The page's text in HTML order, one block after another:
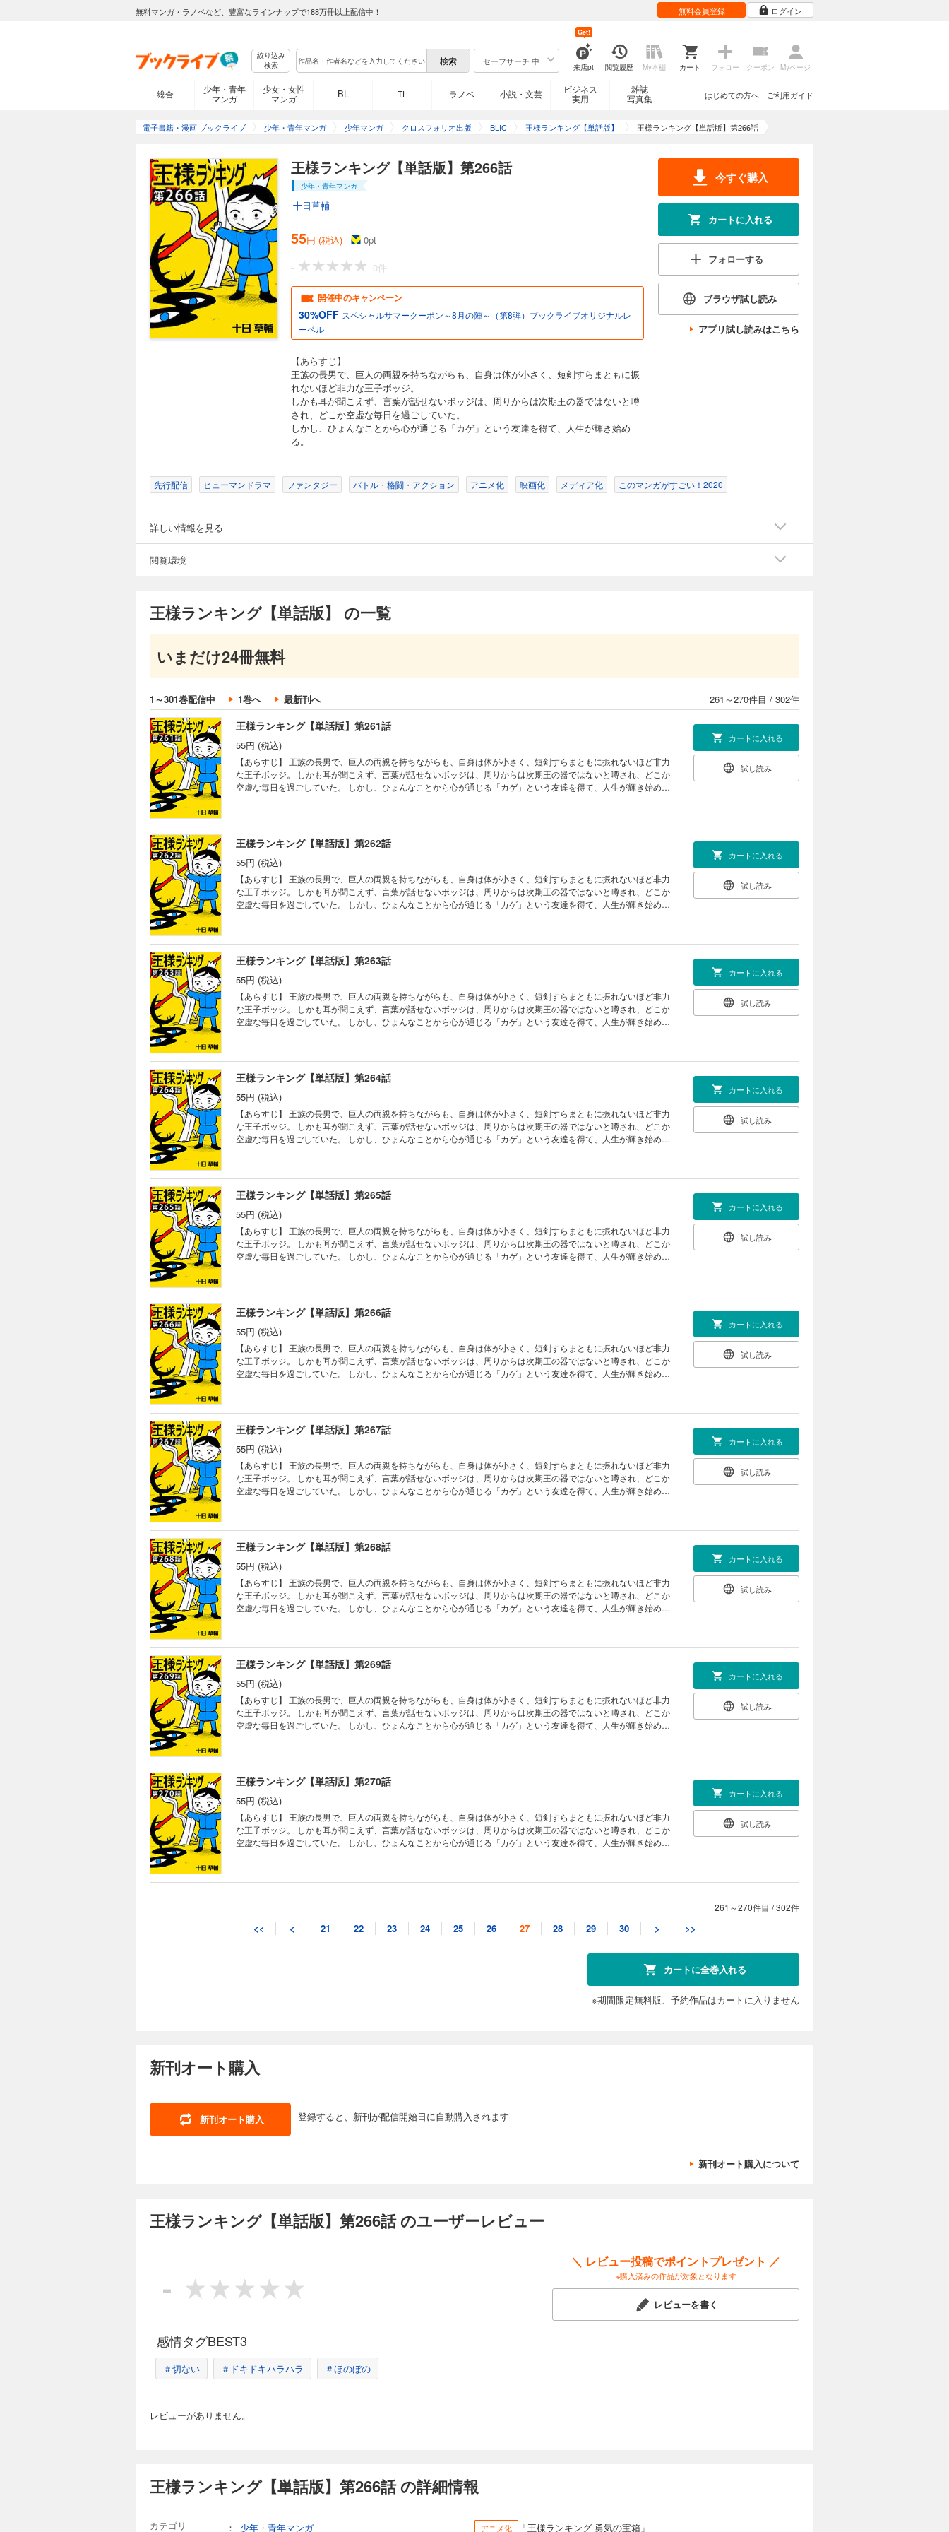
無料マンガ・ラノベなど、豊富なラインナップで188万冊以上配信中！ 無料会員登録 ログイン
絞り込み
検索
セーフサーチ 中
来店pt
Get!
閲覧履歴 My本棚 カート フォロー クーポン Myページ
総合
少年・青年
マンガ
少女・女性
マンガ
BL TL ラノベ 小説・文芸
ビジネス
実用
雑誌
写真集
ご利用ガイド
はじめての方へ
電子書籍・漫画 ブックライブ 少年・青年マンガ 少年マンガ クロスフォリオ出版 BLIC 王様ランキング【単話版】 王様ランキング【単話版】第266話
王様ランキング【単話版】第266話
少年・青年マンガ
十日草輔
55円 (税込) 0pt
- 0件
開催中のキャンペーン
30%OFF スペシャルサマークーポン～8月の陣～（第8弾）ブックライブオリジナルレ
ーベル
【あらすじ】
王族の長男で、巨人の両親を持ちながらも、自身は体が小さく、短剣すらまともに振
れないほど非力な王子ボッジ。
しかも耳が聞こえず、言葉が話せないボッジは、周りからは次期王の器ではないと噂
され、どこか空虚な毎日を過ごしていた。
しかし、ひょんなことから心が通じる「カゲ」という友達を得て、人生が輝き始め
る。
今すぐ購入
カートに入れる
フォローする
ブラウザ試し読み
アプリ試し読みはこちら
先行配信 ヒューマンドラマ ファンタジー バトル・格闘・アクション アニメ化 映画化 メディア化 このマンガがすごい！2020
詳しい情報を見る
閲覧環境
王様ランキング【単話版】 の一覧
いまだけ24冊無料
1～301巻配信中 1巻へ 最新刊へ 261～270件目 / 302件
【あらすじ】 王族の長男で、巨人の両親を持ちながらも、自身は体が小さく、短剣すらまともに振れないほど非力
な王子ボッジ。 しかも耳が聞こえず、言葉が話せないボッジは、周りからは次期王の器ではないと噂され、どこか
空虚な毎日を過ごしていた。 しかし、ひょんなことから心が通じる「カゲ」という友達を得て、人生が輝き始め
る。
試し読み
55円 (税込)
【あらすじ】 王族の長男で、巨人の両親を持ちながらも、自身は体が小さく、短剣すらまともに振れないほど非力
な王子ボッジ。 しかも耳が聞こえず、言葉が話せないボッジは、周りからは次期王の器ではないと噂され、どこか
空虚な毎日を過ごしていた。 しかし、ひょんなことから心が通じる「カゲ」という友達を得て、人生が輝き始め
る。
試し読み
王様ランキング【単話版】第257話
55円 (税込)
【あらすじ】 王族の長男で、巨人の両親を持ちながらも、自身は体が小さく、短剣すらまともに振れないほど非力
な王子ボッジ。 しかも耳が聞こえず、言葉が話せないボッジは、周りからは次期王の器ではないと噂され、どこか
空虚な毎日を過ごしていた。 しかし、ひょんなことから心が通じる「カゲ」という友達を得て、人生が輝き始め
る。
カートに入れる
試し読み
王様ランキング【単話版】第258話
【あらすじ】 王族の長男で、巨人の両親を持ちながらも、自身は体が小さく、短剣すらまともに振れないほど非力
な王子ボッジ。 しかも耳が聞こえず、言葉が話せないボッジは、周りからは次期王の器ではないと噂され、どこか
空虚な毎日を過ごしていた。 しかし、ひょんなことから心が通じる「カゲ」という友達を得て、人生が輝き始め
王様ランキング【単話版】第259話
55円 (税込)
王様ランキング【単話版】第260話
な王子ボッジ。 しかも耳が聞こえず、言葉が話せないボッジは、周りからは次期王の器ではないと噂され、どこか
空虚な毎日を過ごしていた。 しかし、ひょんなことから心が通じる「カゲ」という友達を得て、人生が輝き始め
る。
王様ランキング【単話版】第261話
55円 (税込)
【あらすじ】 王族の長男で、巨人の両親を持ちながらも、自身は体が小さく、短剣すらまともに振れないほど非力
な王子ボッジ。 しかも耳が聞こえず、言葉が話せないボッジは、周りからは次期王の器ではないと噂され、どこか
空虚な毎日を過ごしていた。 しかし、ひょんなことから心が通じる「カゲ」という友達を得て、人生が輝き始め
カートに入れる
試し読み
王様ランキング【単話版】第262話
55円 (税込)
【あらすじ】 王族の長男で、巨人の両親を持ちながらも、自身は体が小さく、短剣すらまともに振れないほど非力
な王子ボッジ。 しかも耳が聞こえず、言葉が話せないボッジは、周りからは次期王の器ではないと噂され、どこか
空虚な毎日を過ごしていた。 しかし、ひょんなことから心が通じる「カゲ」という友達を得て、人生が輝き始め
カートに入れる
試し読み
王様ランキング【単話版】第263話
55円 (税込)
【あらすじ】 王族の長男で、巨人の両親を持ちながらも、自身は体が小さく、短剣すらまともに振れないほど非力
な王子ボッジ。 しかも耳が聞こえず、言葉が話せないボッジは、周りからは次期王の器ではないと噂され、どこか
空虚な毎日を過ごしていた。 しかし、ひょんなことから心が通じる「カゲ」という友達を得て、人生が輝き始め
カートに入れる
試し読み
王様ランキング【単話版】第264話
55円 (税込)
【あらすじ】 王族の長男で、巨人の両親を持ちながらも、自身は体が小さく、短剣すらまともに振れないほど非力
な王子ボッジ。 しかも耳が聞こえず、言葉が話せないボッジは、周りからは次期王の器ではないと噂され、どこか
空虚な毎日を過ごしていた。 しかし、ひょんなことから心が通じる「カゲ」という友達を得て、人生が輝き始め
カートに入れる
試し読み
王様ランキング【単話版】第265話
55円 (税込)
【あらすじ】 王族の長男で、巨人の両親を持ちながらも、自身は体が小さく、短剣すらまともに振れないほど非力
な王子ボッジ。 しかも耳が聞こえず、言葉が話せないボッジは、周りからは次期王の器ではないと噂され、どこか
空虚な毎日を過ごしていた。 しかし、ひょんなことから心が通じる「カゲ」という友達を得て、人生が輝き始め
カートに入れる
試し読み
王様ランキング【単話版】第266話
55円 (税込)
【あらすじ】 王族の長男で、巨人の両親を持ちながらも、自身は体が小さく、短剣すらまともに振れないほど非力
な王子ボッジ。 しかも耳が聞こえず、言葉が話せないボッジは、周りからは次期王の器ではないと噂され、どこか
空虚な毎日を過ごしていた。 しかし、ひょんなことから心が通じる「カゲ」という友達を得て、人生が輝き始め
カートに入れる
試し読み
王様ランキング【単話版】第267話
55円 (税込)
【あらすじ】 王族の長男で、巨人の両親を持ちながらも、自身は体が小さく、短剣すらまともに振れないほど非力
な王子ボッジ。 しかも耳が聞こえず、言葉が話せないボッジは、周りからは次期王の器ではないと噂され、どこか
空虚な毎日を過ごしていた。 しかし、ひょんなことから心が通じる「カゲ」という友達を得て、人生が輝き始め
カートに入れる
試し読み
王様ランキング【単話版】第268話
55円 (税込)
【あらすじ】 王族の長男で、巨人の両親を持ちながらも、自身は体が小さく、短剣すらまともに振れないほど非力
な王子ボッジ。 しかも耳が聞こえず、言葉が話せないボッジは、周りからは次期王の器ではないと噂され、どこか
空虚な毎日を過ごしていた。 しかし、ひょんなことから心が通じる「カゲ」という友達を得て、人生が輝き始め
カートに入れる
試し読み
王様ランキング【単話版】第269話
55円 (税込)
【あらすじ】 王族の長男で、巨人の両親を持ちながらも、自身は体が小さく、短剣すらまともに振れないほど非力
な王子ボッジ。 しかも耳が聞こえず、言葉が話せないボッジは、周りからは次期王の器ではないと噂され、どこか
空虚な毎日を過ごしていた。 しかし、ひょんなことから心が通じる「カゲ」という友達を得て、人生が輝き始め
カートに入れる
試し読み
王様ランキング【単話版】第270話
55円 (税込)
【あらすじ】 王族の長男で、巨人の両親を持ちながらも、自身は体が小さく、短剣すらまともに振れないほど非力
な王子ボッジ。 しかも耳が聞こえず、言葉が話せないボッジは、周りからは次期王の器ではないと噂され、どこか
空虚な毎日を過ごしていた。 しかし、ひょんなことから心が通じる「カゲ」という友達を得て、人生が輝き始め
カートに入れる
試し読み
【あらすじ】 王族の長男で、巨人の両親を持ちながらも、自身は体が小さく、短剣すらまともに振れないほど非力
空虚な毎日を過ごしていた。 しかし、ひょんなことから心が通じる「カゲ」という友達を得て、人生が輝き始め
カートに入れる
な王子ボッジ。 しかも耳が聞こえず、言葉が話せないボッジは、周りからは次期王の器ではないと噂され、どこか
空虚な毎日を過ごしていた。 しかし、ひょんなことから心が通じる「カゲ」という友達を得て、人生が輝き始め
王様ランキング【単話版】第273話
【あらすじ】 王族の長男で、巨人の両親を持ちながらも、自身は体が小さく、短剣すらまともに振れないほど非力
な王子ボッジ。 しかも耳が聞こえず、言葉が話せないボッジは、周りからは次期王の器ではないと噂され、どこか
空虚な毎日を過ごしていた。 しかし、ひょんなことから心が通じる「カゲ」という友達を得て、人生が輝き始め
カートに入れる
試し読み
王様ランキング【単話版】第275話
な王子ボッジ。 しかも耳が聞こえず、言葉が話せないボッジは、周りからは次期王の器ではないと噂され、どこか
王様ランキング【単話版】第276話
【あらすじ】 王族の長男で、巨人の両親を持ちながらも、自身は体が小さく、短剣すらまともに振れないほど非力
261～270件目 /302件
<< < 21 22 23 24 25 26 27 28 29 30 > >>
カートに全巻入れる
※期間限定無料版、予約作品はカートに入りません
新刊オート購入
新刊オート購入 登録すると、新刊が配信開始日に自動購入されます
新刊オート購入について
王様ランキング【単話版】第266話 のユーザーレビュー
-
＼ レビュー投稿でポイントプレゼント ／
※購入済みの作品が対象となります
レビューを書く
感情タグBEST3
＃切ない ＃ドキドキハラハラ ＃ほのぼの
レビューがありません。
王様ランキング【単話版】第266話 の詳細情報
カテゴリ ： 少年・青年マンガ アニメ化 「王様ランキング 勇気の宝箱」